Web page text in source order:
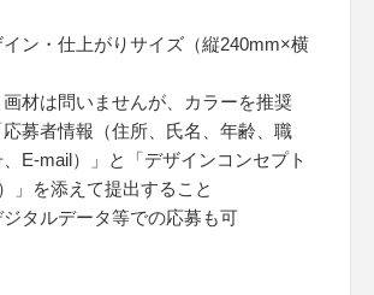
ン・仕上がりサイズ（縦240mm×横
材は問いませんが、カラーを推奨
募者情報（住所、氏名、年齢、職
E-mail）」と「デザインコンセプト
」を添えて提出すること
タルデータ等での応募も可